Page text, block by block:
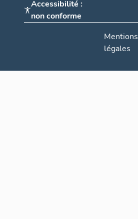
Accessibilité :
non conforme
Mentions
légales